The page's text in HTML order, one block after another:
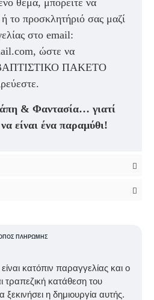
θέμα, μπορείτε να
το προσκλητήριό σας μαζί
στο email:
ώστε να
ΒΑΠΤΙΣΤΙΚΟ ΠΑΚΕΤΟ
& Φαντασία… γιατί
είναι ένα παραμύθι!
ΠΛΗΡΩΜΉΣ
κατόπιν παραγγελίας και ο
τραπεζική κατάθεση του
η δημιουργία αυτής.